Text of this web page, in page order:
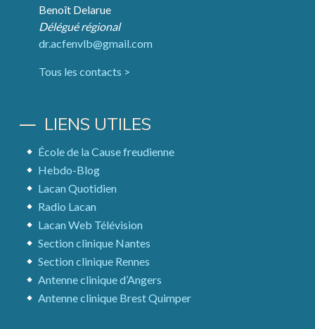
Benoît Delarue
Délégué régional
dr.acfenvlb@gmail.com
Tous les contacts >
LIENS UTILES
École de la Cause freudienne
Hebdo-Blog
Lacan Quotidien
Radio Lacan
Lacan Web Télévision
Section clinique Nantes
Section clinique Rennes
Antenne clinique d’Angers
Antenne clinique Brest Quimper